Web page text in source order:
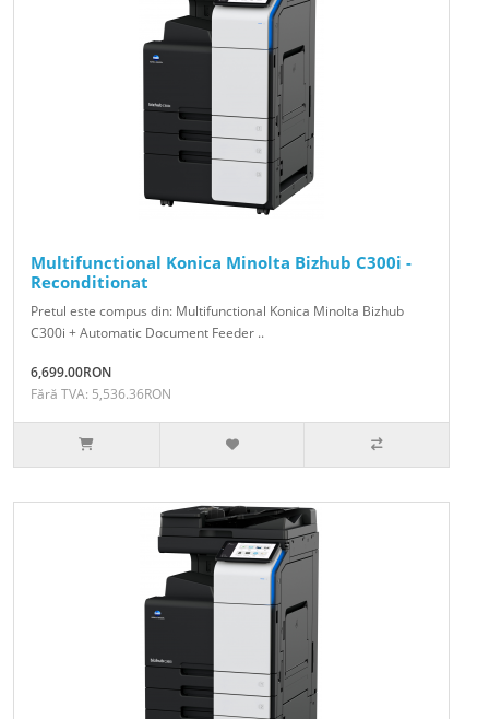
Multifunctional Konica Minolta Bizhub C300i -
Reconditionat
Pretul este compus din: Multifunctional Konica Minolta Bizhub
C300i + Automatic Document Feeder ..
6,699.00RON
Fără TVA: 5,536.36RON